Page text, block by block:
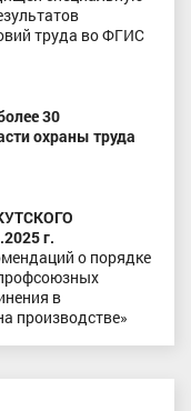
труда во ФГИС
30
охраны труда
г.
о порядке
в
производстве»